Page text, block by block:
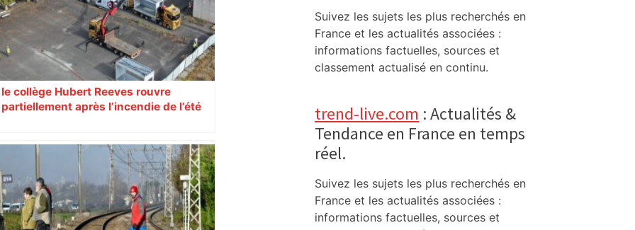
le collège Hubert Reeves rouvre
partiellement après l’incendie de l’été
Suivez les sujets les plus recherchés en
France et les actualités associées :
informations factuelles, sources et
classement actualisé en continu.
trend-live.com : Actualités &
Tendance en France en temps
réel.
Suivez les sujets les plus recherchés en
France et les actualités associées :
informations factuelles, sources et